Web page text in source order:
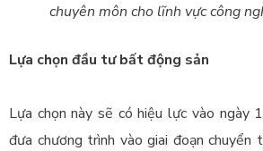
chuyên môn cho lĩnh vực công
Lựa chọn đầu tư bất động sản
Lựa chọn này sẽ cóhiệu lực vào ngày
đưa chương trình vào giai đoạn chuyển